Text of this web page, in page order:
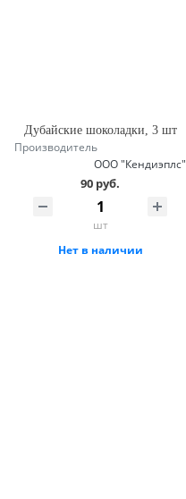
Дубайские шоколадки, 3 шт
Производитель
ООО "Кендиэплс"
90 руб.
шт
Нет в наличии